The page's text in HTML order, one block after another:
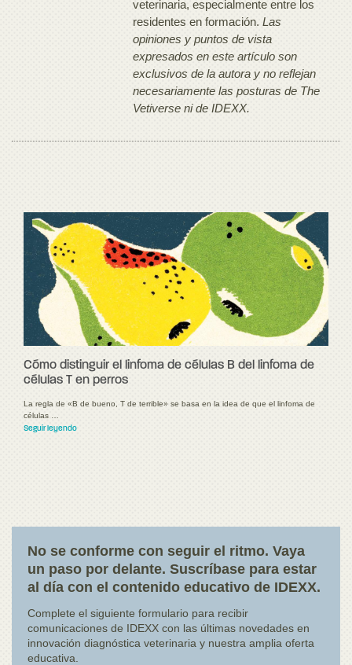
veterinaria, especialmente entre los
residentes en formación.Las
opiniones y puntos de vista
expresados en este artículo son
exclusivos de la autora y no reflejan
necesariamente las posturas de The
Vetiverse ni de IDEXX.
Cómo distinguir el linfoma de células B del linfoma de
células T en perros
La regla de «B de bueno, T de terrible» se basa en la idea de que el linfoma de
células …
Seguir leyendo
No se conforme con seguir el ritmo. Vaya
un paso por delante. Suscríbase para estar
al día con el contenido educativo de IDEXX.